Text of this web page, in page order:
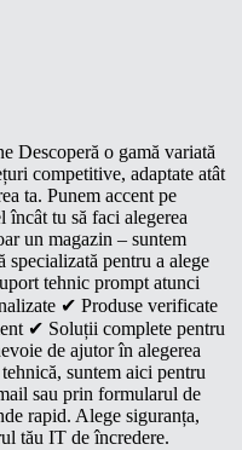
Descoperă o gamă variată
competitive, adaptate atât
ta. Punem accent pe
încât tu să faci alegerea
un magazin – suntem
pentru a alege
tehnic prompt atunci
✔ Produse verificate
✔ Soluții complete pentru
de ajutor în alegerea
suntem aici pentru
sau prin formularul de
rapid. Alege siguranța,
tău IT de încredere.